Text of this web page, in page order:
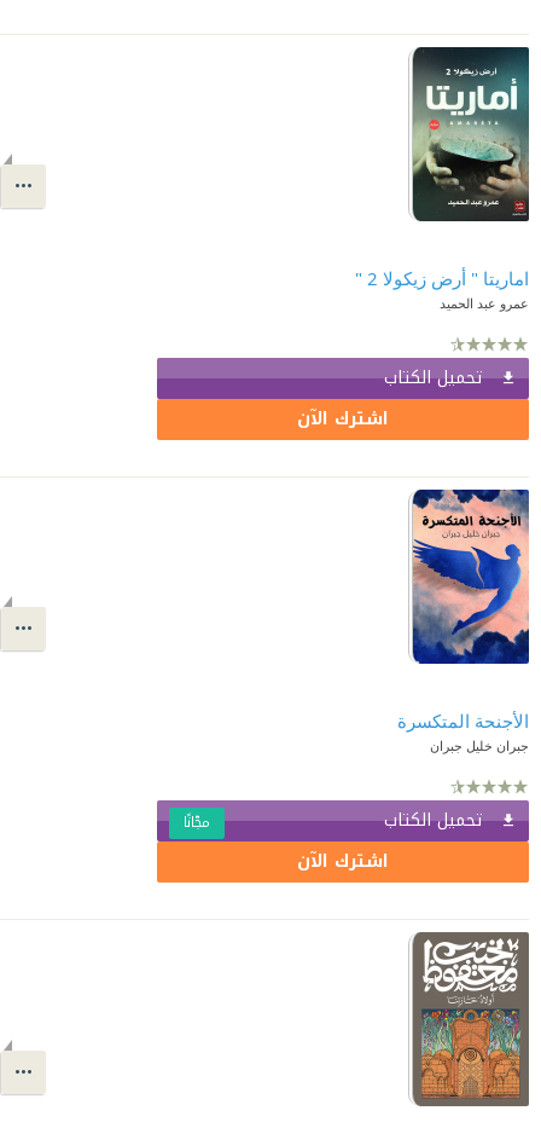
اماريتا " أرض زيكولا 2 "
عمرو عبد الحميد
تحميل الكتاب
اشترك الآن
الأجنحة المتكسرة
جبران خليل جبران
تحميل الكتاب مجّانًا
اشترك الآن